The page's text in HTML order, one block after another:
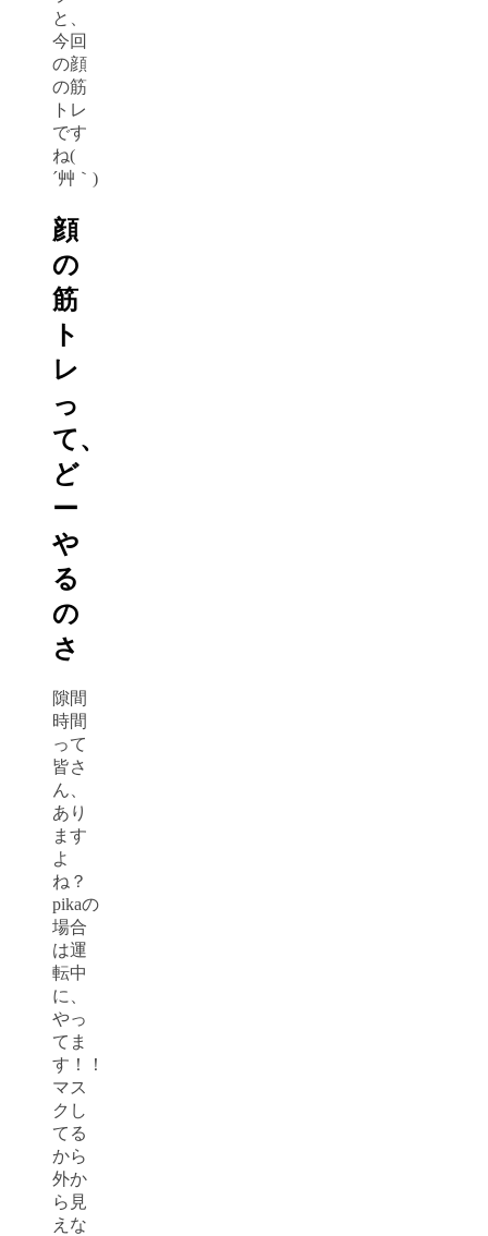
と、
今回
の顔
の筋
トレ
です
ね(
´艸｀)
顔
の
筋
ト
レ
っ
て、
ど
ー
や
る
の
さ
隙間
時間
って
皆さ
ん、
あり
ます
よ
ね？
pikaの
場合
は運
転中
に、
やっ
てま
す！！
マス
クし
てる
から
外か
ら見
えな